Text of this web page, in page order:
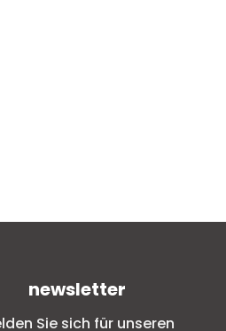
newsletter
Sie sich für unseren